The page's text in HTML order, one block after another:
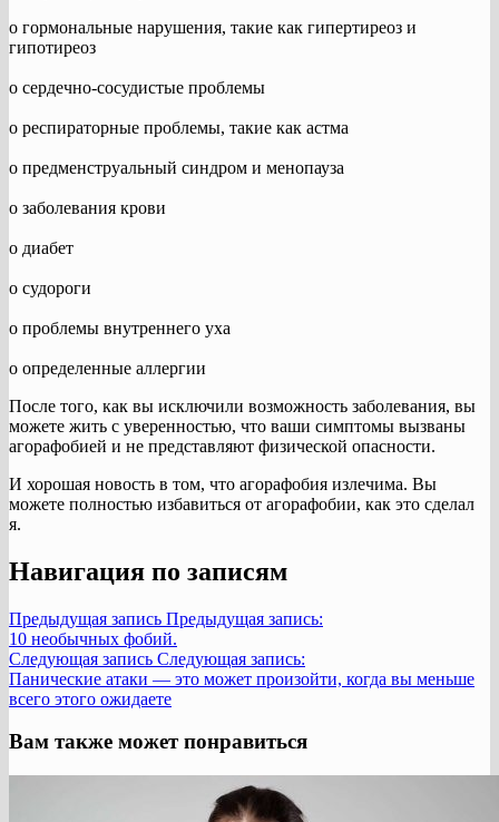
о гормональные нарушения, такие как гипертиреоз и
гипотиреоз
o сердечно-сосудистые проблемы
о респираторные проблемы, такие как астма
о предменструальный синдром и менопауза
o заболевания крови
о диабет
о судороги
о проблемы внутреннего уха
o определенные аллергии
После того, как вы исключили возможность заболевания, вы
можете жить с уверенностью, что ваши симптомы вызваны
агорафобией и не представляют физической опасности.
И хорошая новость в том, что агорафобия излечима. Вы
можете полностью избавиться от агорафобии, как это сделал
я.
Навигация по записям
Предыдущая запись Предыдущая запись:
10 необычных фобий.
Следующая запись Следующая запись:
Панические атаки — это может произойти, когда вы меньше
всего этого ожидаете
Вам также может понравиться